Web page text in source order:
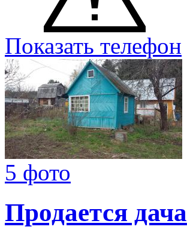
Показать телефон
5 фото
Продается дача